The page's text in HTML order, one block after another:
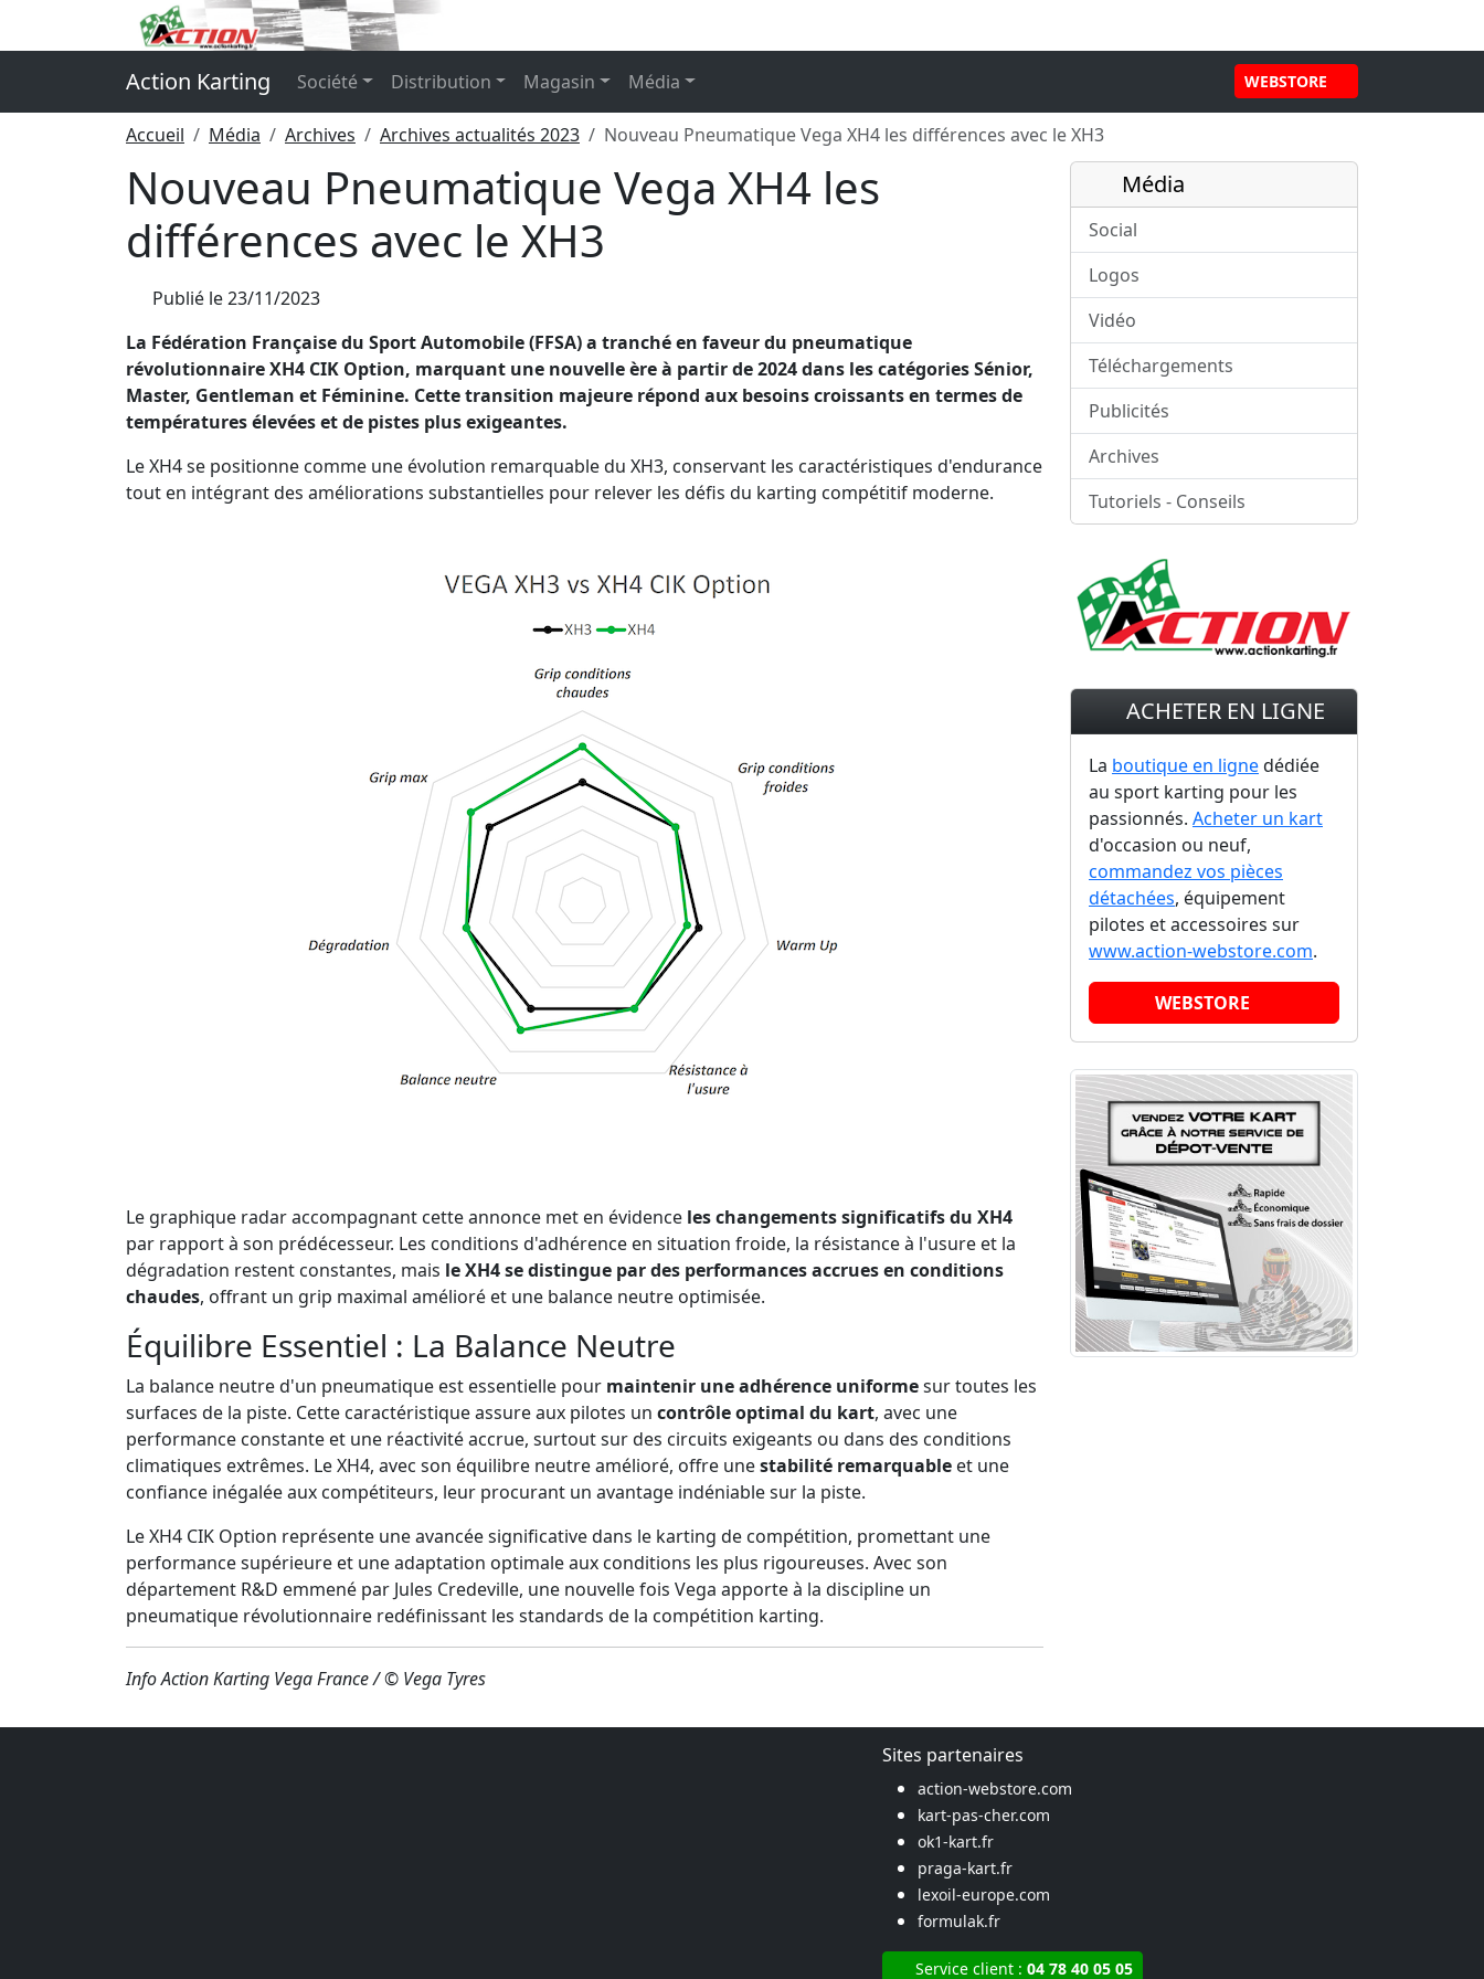
Panneau de gestion des cookies
Action Karting Société Distribution Magasin Média WEBSTORE
Accueil Média Archives Archives actualités 2023 Nouveau Pneumatique Vega XH4 les différences avec le XH3
Nouveau Pneumatique Vega XH4 les
différences avec le XH3
Publié le23/11/2023
La Fédération Française du Sport Automobile (FFSA) a tranché en faveur du pneumatique
révolutionnaire XH4 CIK Option, marquant une nouvelle ère à partir de 2024 dans les catégories Sénior,
Master, Gentleman et Féminine. Cette transition majeure répond aux besoins croissants en termes de
températures élevées et de pistes plus exigeantes.
Le XH4 se positionne comme une évolution remarquable du XH3, conservant les caractéristiques d'endurance
tout en intégrant des améliorations substantielles pour relever les défis du karting compétitif moderne.
Le graphique radar accompagnant cette annonce met en évidence les changements significatifs du XH4
par rapport à son prédécesseur. Les conditions d'adhérence en situation froide, la résistance à l'usure et la
dégradation restent constantes, mais le XH4 se distingue par des performances accrues en conditions
chaudes, offrant un grip maximal amélioré et une balance neutre optimisée.
Équilibre Essentiel : La Balance Neutre
La balance neutre d'un pneumatique est essentielle pour maintenir une adhérence uniformesur toutes les
surfaces de la piste. Cette caractéristique assure aux pilotes un contrôle optimal du kart, avec une
performance constante et une réactivité accrue, surtout sur des circuits exigeants ou dans des conditions
climatiques extrêmes. Le XH4, avec son équilibre neutre amélioré, offre unestabilité remarquable et une
confiance inégalée aux compétiteurs, leur procurant un avantage indéniable sur la piste.
Le XH4 CIK Option représente une avancée significative dans le karting de compétition, promettant une
performance supérieure et une adaptation optimale aux conditions les plus rigoureuses. Avec son
département R&D emmené par Jules Credeville, une nouvelle fois Vega apporte à la discipline un
pneumatique révolutionnaire redéfinissant les standards de la compétition karting.
Info Action Karting Vega France /© Vega Tyres
Média
Social
Logos
Vidéo
Téléchargements
Publicités
Archives
Tutoriels - Conseils
ACHETER EN LIGNE
La boutique en lignedédiée
au sport karting pour les
passionnés. Acheter un kart
d'occasion ou neuf,
commandez vos pièces
détachées, équipement
pilotes et accessoires sur
www.action-webstore.com.
WEBSTORE
Sites partenaires
action-webstore.com
kart-pas-cher.com
ok1-kart.fr
praga-kart.fr
lexoil-europe.com
formulak.fr
Service client : 04 78 40 05 05